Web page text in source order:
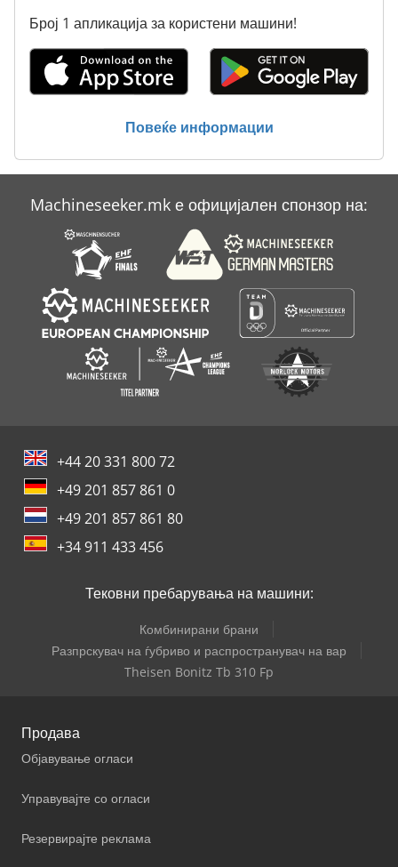
Alztronic 16
Ammann Av 12
Emcomat 14
Graziano Sag 14
Linde E 14
Број 1 апликација за користени машини!
Повеќе информации
Machineseeker.mk е официјален спонзор на:
+44 20 331 800 72
+49 201 857 861 0
+49 201 857 861 80
+34 911 433 456
Тековни пребарувања на машини:
Комбинирани брани
Разпрскувач на ѓубриво и распространувач на вар
Theisen Bonitz Tb 310 Fp
Продава
Објавување огласи
Управувајте со огласи
Резервирајте реклама